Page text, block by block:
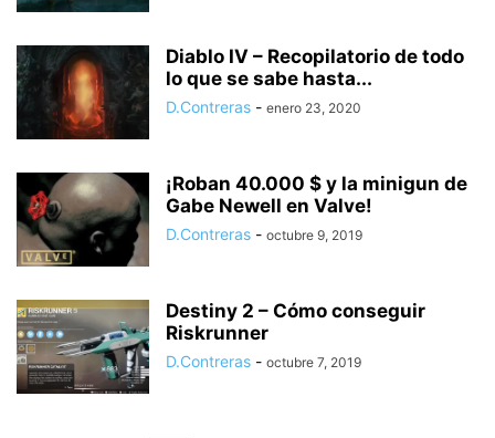
Diablo IV – Recopilatorio de todo
lo que se sabe hasta...
D.Contreras - enero 23, 2020
¡Roban 40.000 $ y la minigun de
Gabe Newell en Valve!
D.Contreras - octubre 9, 2019
Destiny 2 – Cómo conseguir
Riskrunner
D.Contreras - octubre 7, 2019